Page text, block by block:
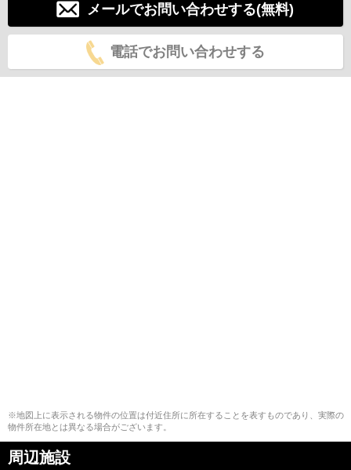
メールでお問い合わせする(無料)
電話でお問い合わせする
※地図上に表示される物件の位置は付近住所に所在することを表すものであり、実際の
物件所在地とは異なる場合がございます。
周辺施設